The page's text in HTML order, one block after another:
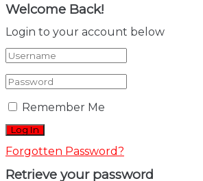
Welcome Back!
Login to your account below
Remember Me
Forgotten Password?
Retrieve your password